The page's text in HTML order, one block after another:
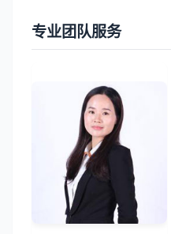
专业团队服务